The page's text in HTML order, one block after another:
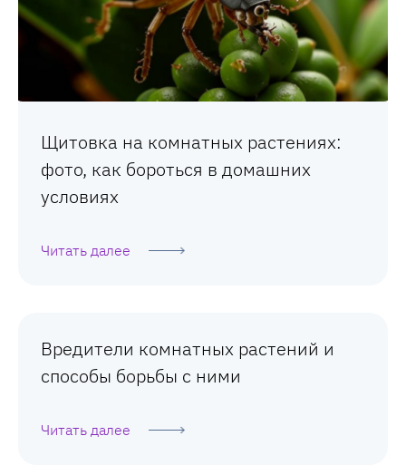
Щитовка на комнатных растениях:
фото, как бороться в домашних
условиях
Читать далее
Вредители комнатных растений и
способы борьбы с ними
Читать далее